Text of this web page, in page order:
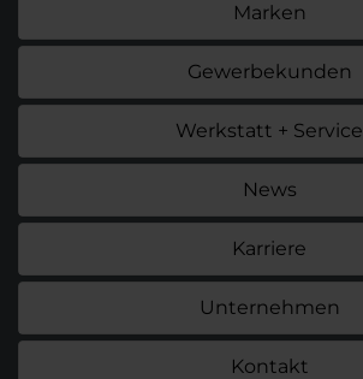
Marken
Gewerbekunden
Werkstatt + Service
News
Karriere
Unternehmen
Kontakt